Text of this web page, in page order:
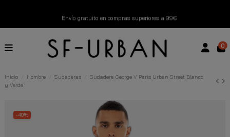
Envío gratuito en compras superiores a 99€
Nuevos productos disponibles esta semana
0
Inicio Hombre Sudaderas
Sudadera George V Paris Urban Street Blanco
y Verde
-40%